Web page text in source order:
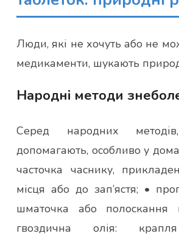
Люди, які не хочуть або не
медикаменти, шукають
Народні методи
Серед народних
допомагають, особливо у
часточка часнику,
місця або до зап’ястя; •
шматочка або полоскання
гвоздична олія: